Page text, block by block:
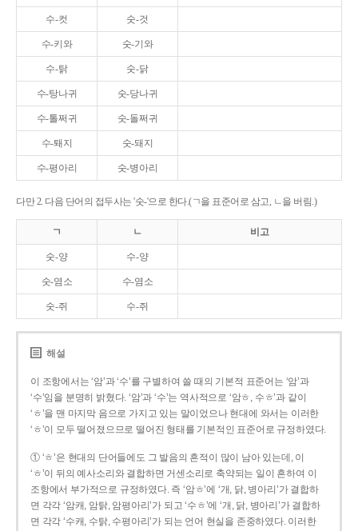
수-컷 숫-것
수-키와 숫-기와
수-탉 숫-닭
수-탕나귀 숫-당나귀
수-톨쩌귀 숫-돌쩌귀
수-퇘지 숫-돼지
수-평아리 숫-병아리
다만 2. 다음 단어의 접두사는 '숫-'으로 한다.(ㄱ을 표준어로 삼고, ㄴ을 버림.)
ㄱ ㄴ 비고
숫-양 수-양
숫-염소 수-염소
숫-쥐 수-쥐
해설
이 조항에서는 ‘암’과 ‘수’를 구별하여 쓸 때의 기본적 표준어는 ‘암’과
‘수’임을 분명히 밝혔다. ‘암’과 ‘수’는 역사적으로 ‘암ㅎ, 수ㅎ’과 같이
‘ㅎ’을 맨 마지막 음으로 가지고 있는 말이었으나 현대에 와서는 이러한
‘ㅎ’이 모두 떨어졌으므로 떨어진 형태를 기본적인 표준어로 규정하였다.
① ‘ㅎ’은 현대의 단어들에도 그 발음의 흔적이 많이 남아 있는데, 이
‘ㅎ’이 뒤의 예사소리와 결합하면 거센소리로 축약되는 일이 흔하여 이
조항에서 부가적으로 규정하였다. 즉 ‘암ㅎ’에 ‘개, 닭, 병아리’가 결합하
면 각각 ‘암캐, 암탉, 암평아리’가 되고 ‘수ㅎ’에 ‘개, 닭, 병아리’가 결합하
면 각각 ‘수캐, 수탉, 수평아리’가 되는 언어 현실을 존중하였다. 이러한